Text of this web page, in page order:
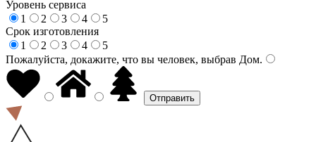
Уровень сервиса
1
2 3 4
5
Срок изготовления
1
2 3 4
5
Пожалуйста, докажите, что вы человек, выбрав Дом.